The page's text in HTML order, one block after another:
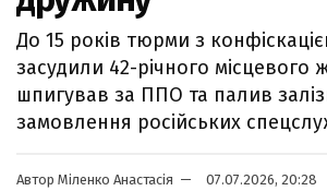
До 15 років тюрми з
засудили 42-річного місцевого
шпигував за ППО та палив
замовлення російських
Автор Міленко Анастасія 07.07.2026, 20:28